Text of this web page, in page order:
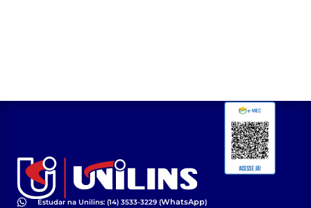
Estudar na Unilins: (14) 3533-3229 (WhatsApp)